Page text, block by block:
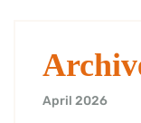
April 2026